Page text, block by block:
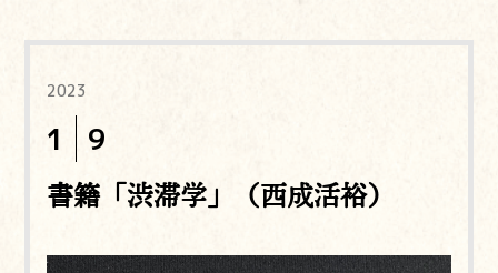
2023
1 9
書籍「渋滞学」（西成活裕）